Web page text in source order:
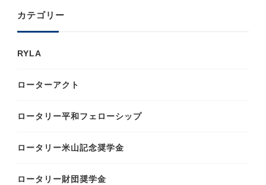
カテゴリー
RYLA
ローターアクト
ロータリー平和フェローシップ
ロータリー米山記念奨学金
ロータリー財団奨学金